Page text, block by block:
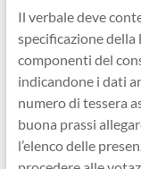
Il verbale deve
specificazione
componenti del
indicandone i dati
numero di tessera
buona prassi
l’elenco delle